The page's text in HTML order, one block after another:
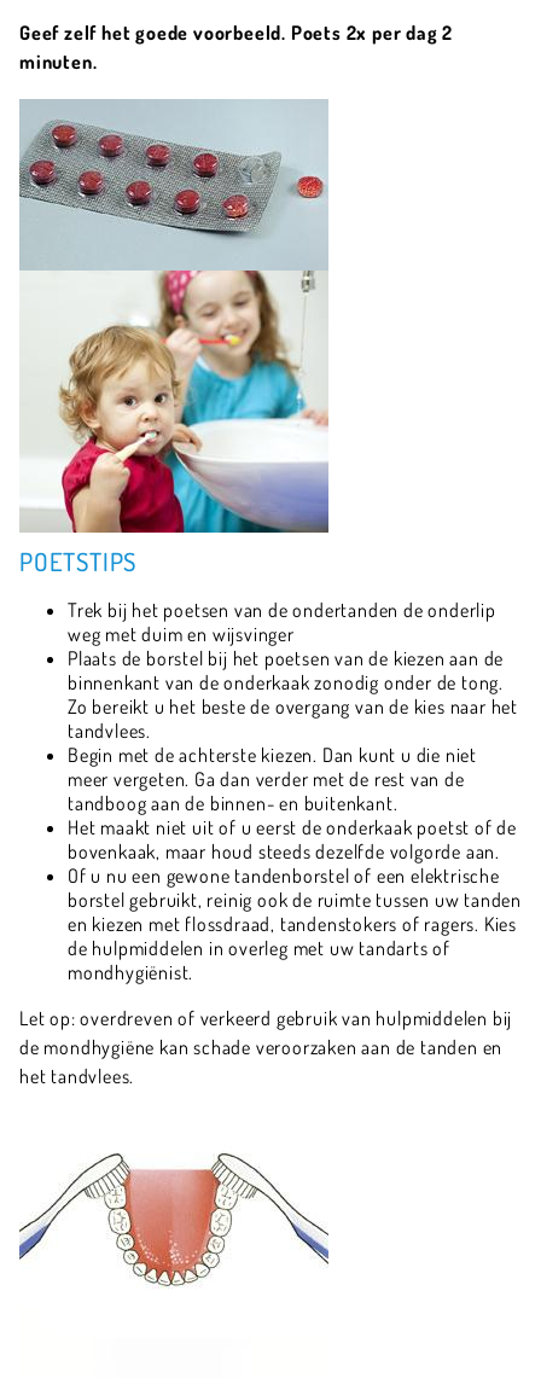
Geef zelf het goede voorbeeld. Poets 2x per dag 2
minuten.
POETSTIPS
Trek bij het poetsen van de ondertanden de onderlip
weg met duim en wijsvinger
Plaats de borstel bij het poetsen van de kiezen aan de
binnenkant van de onderkaak zonodig onder de tong.
Zo bereikt u het beste de overgang van de kies naar het
tandvlees.
Begin met de achterste kiezen. Dan kunt u die niet
meer vergeten. Ga dan verder met de rest van de
tandboog aan de binnen- en buitenkant.
Het maakt niet uit of u eerst de onderkaak poetst of de
bovenkaak, maar houd steeds dezelfde volgorde aan.
Of u nu een gewone tandenborstel of een elektrische
borstel gebruikt, reinig ook de ruimte tussen uw tanden
en kiezen met flossdraad, tandenstokers of ragers. Kies
de hulpmiddelen in overleg met uw tandarts of
mondhygiënist.
Let op: overdreven of verkeerd gebruik van hulpmiddelen bij
de mondhygiëne kan schade veroorzaken aan de tanden en
het tandvlees.